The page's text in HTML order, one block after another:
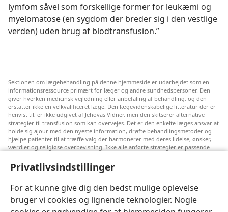
Privatlivsindstillinger
For at kunne give dig den bedst mulige oplevelse
bruger vi cookies og lignende teknologier. Nogle
lymfom såvel som forskellige former for leukæmi og
myelomatose (en sygdom der breder sig i den vestlige
verden) uden brug af blodtransfusion.”
Sektionen om lægebehandling på denne hjemmeside er udarbejdet som en
informationsressource primært for læger og andre sundhedspersoner. Den
giver hverken medicinsk vejledning eller anbefaling af behandling, og den
erstatter ikke en velkvalificeret læge. Den lægevidenskabelige litteratur der er
henvist til, er ikke udgivet af Jehovas Vidner, men den skitserer alternative
strategier til transfusion som kan overvejes. Det er den enkelte læges ansvar at
holde sig ajour med den nyeste information, drøfte behandlingsmetoder og
hjælpe patienter til at træffe valg der harmonerer med deres lidelse, ønsker,
værdier og religiøse overbevisning. Ikke alle anførte strategier er passende
Til patienter: Søg altid råd hos din egen læge eller den behandlingsansvarlige
hvis du har mistanke om at du er syg.
Denne hjemmeside reguleres efter dens anvendelsesvilkår.